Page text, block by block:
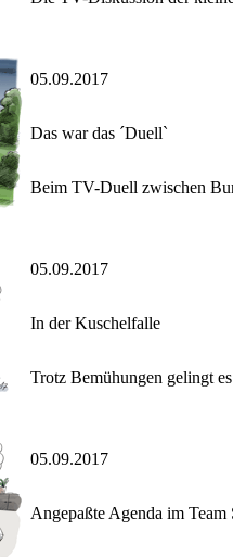
05.09.2017
Das war das ´Duell`
Beim TV-Duell zwischen
05.09.2017
In der Kuschelfalle
Trotz Bemühungen gelingt
05.09.2017
Angepaßte Agenda im Team